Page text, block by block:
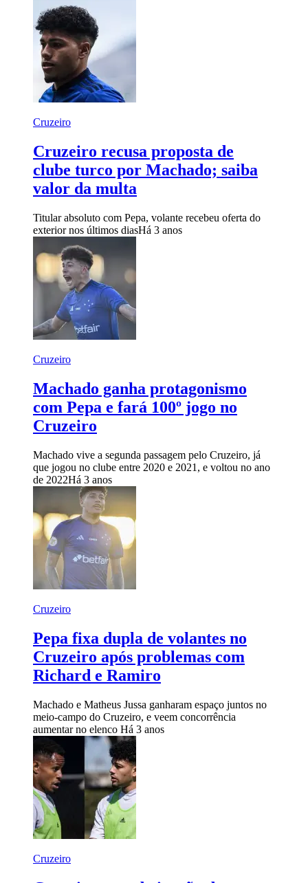
Cruzeiro
Cruzeiro recusa proposta de
clube turco por Machado; saiba
valor da multa
Titular absoluto com Pepa, volante recebeu oferta do
exterior nos últimos diasHá 3 anos
Cruzeiro
Machado ganha protagonismo
com Pepa e fará 100º jogo no
Cruzeiro
Machado vive a segunda passagem pelo Cruzeiro, já
que jogou no clube entre 2020 e 2021, e voltou no ano
de 2022Há 3 anos
Cruzeiro
Pepa fixa dupla de volantes no
Cruzeiro após problemas com
Richard e Ramiro
Machado e Matheus Jussa ganharam espaço juntos no
meio-campo do Cruzeiro, e veem concorrência
aumentar no elenco Há 3 anos
Cruzeiro